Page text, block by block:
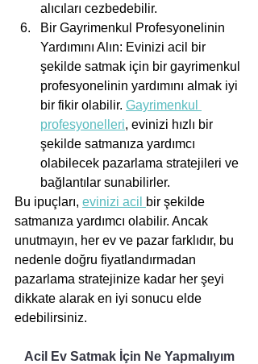
alıcıları cezbedebilir.
Bir Gayrimenkul Profesyonelinin
Yardımını Alın: Evinizi acil bir
şekilde satmak için bir gayrimenkul
profesyonelinin yardımını almak iyi
bir fikir olabilir. Gayrimenkul
profesyonelleri, evinizi hızlı bir
şekilde satmanıza yardımcı
olabilecek pazarlama stratejileri ve
bağlantılar sunabilirler.
Bu ipuçları, evinizi acil
bir şekilde
satmanıza yardımcı olabilir. Ancak
unutmayın, her ev ve pazar farklıdır, bu
nedenle doğru fiyatlandırmadan
pazarlama stratejinize kadar her şeyi
dikkate alarak en iyi sonucu elde
edebilirsiniz.
Acil Ev Satmak İçin Ne Yapmalıyım